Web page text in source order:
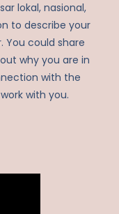
lokal, nasional,
to describe your
could share
why you are in
with the
with you.